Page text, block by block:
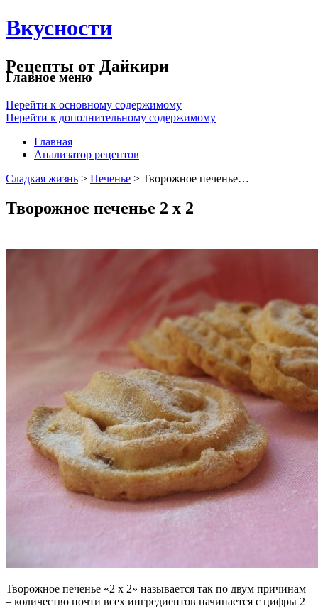
Вкусности
Рецепты от Дайкири
Главное меню
Перейти к основному содержимому
Перейти к дополнительному содержимому
Главная
Анализатор рецептов
Сладкая жизнь > Печенье > Творожное печенье…
Творожное печенье 2 х 2
Творожное печенье «2 х 2» называется так по двум причинам
– количество почти всех ингредиентов начинается с цифры 2